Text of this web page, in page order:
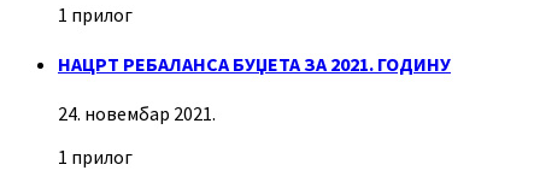
1 прилог
НАЦРТ РЕБАЛАНСА БУЏЕТА ЗА 2021. ГОДИНУ
24. новембар 2021.
1 прилог